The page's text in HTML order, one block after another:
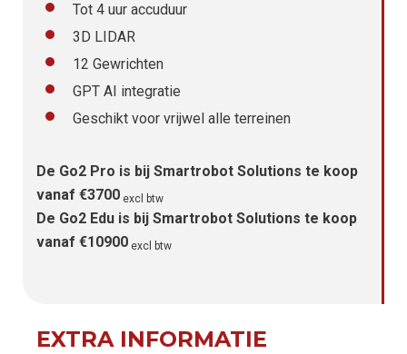
Tot 4 uur accuduur
3D LIDAR
12 Gewrichten
GPT AI integratie
Geschikt voor vrijwel alle terreinen
De Go2 Pro is bij Smartrobot Solutions te koop
vanaf €3700 excl btw
De Go2 Edu is bij Smartrobot Solutions te koop
vanaf €10900 excl btw
EXTRA INFORMATIE